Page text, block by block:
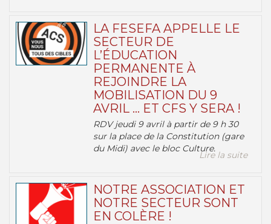
LA FESEFA APPELLE LE
SECTEUR DE
L’ÉDUCATION
PERMANENTE À
REJOINDRE LA
MOBILISATION DU 9
AVRIL … ET CFS Y SERA !
RDV jeudi 9 avril à partir de 9 h 30
sur la place de la Constitution (gare
du Midi) avec le bloc Culture.
Lire la suite
NOTRE ASSOCIATION ET
NOTRE SECTEUR SONT
EN COLÈRE !